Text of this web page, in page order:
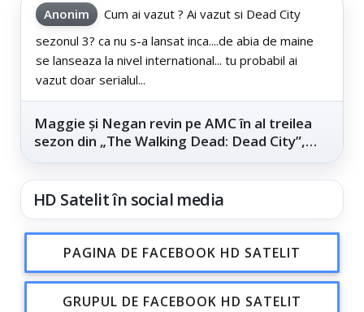
Anonim
Cum ai vazut ? Ai vazut si Dead City
sezonul 3? ca nu s-a lansat inca....de abia de maine
se lanseaza la nivel international... tu probabil ai
vazut doar serialul...
Maggie și Negan revin pe AMC în al treilea
sezon din „The Walking Dead: Dead City”,
HD Satelit în social media
PAGINA DE FACEBOOK HD SATELIT
GRUPUL DE FACEBOOK HD SATELIT